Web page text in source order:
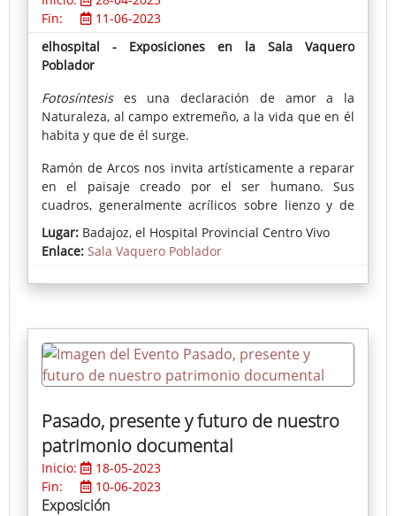
Fin:
11-06-2023
elhospital - Exposiciones en la Sala Vaquero
Poblador
Fotosíntesis es una declaración de amor a la
Naturaleza, al campo extremeño, a la vida que en él
habita y que de él surge.
Ramón de Arcos nos invita artísticamente a reparar
en el paisaje creado por el ser humano. Sus
cuadros, generalmente acrílicos sobre lienzo y de
gran formato, presentan arrozales de las Vegas del
Guadiana, cultivos de tomate, vides, cereales, etc.,
en los que predomina el color verde; y nos fascinan
entre otras cosas, por su rotundidad y belleza, por
demora y quietud ante sus interpretaciones
pictóricas de la vida y los paisajes urbanos
Lugar: Badajoz, el Hospital Provincial Centro Vivo
Enlace: Sala Vaquero Poblador
Pasado, presente y futuro de nuestro
patrimonio documental
Inicio:
18-05-2023
Fin:
10-06-2023
Exposición